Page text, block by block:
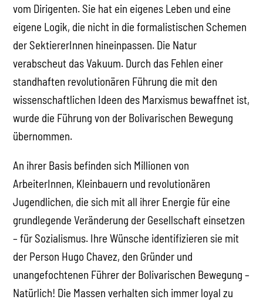
vom Dirigenten. Sie hat ein eigenes Leben und eine
eigene Logik, die nicht in die formalistischen Schemen
der SektiererInnen hineinpassen. Die Natur
verabscheut das Vakuum. Durch das Fehlen einer
standhaften revolutionären Führung die mit den
wissenschaftlichen Ideen des Marxismus bewaffnet ist,
wurde die Führung von der Bolivarischen Bewegung
übernommen.
An ihrer Basis befinden sich Millionen von
ArbeiterInnen, Kleinbauern und revolutionären
Jugendlichen, die sich mit all ihrer Energie für eine
grundlegende Veränderung der Gesellschaft einsetzen
– für Sozialismus. Ihre Wünsche identifizieren sie mit
der Person Hugo Chavez, den Gründer und
unangefochtenen Führer der Bolivarischen Bewegung –
Natürlich! Die Massen verhalten sich immer loyal zu